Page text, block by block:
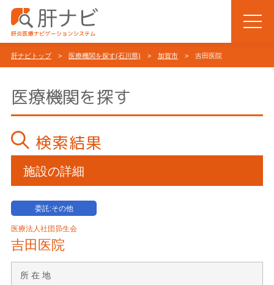
肝ナビトップ> 医療機関を探す(石川県) > 加賀市 > 吉田医院
医療機関を探す
検索結果
施設の詳細
委託:その他
医療法人社団昴生会
吉田医院
所 在 地